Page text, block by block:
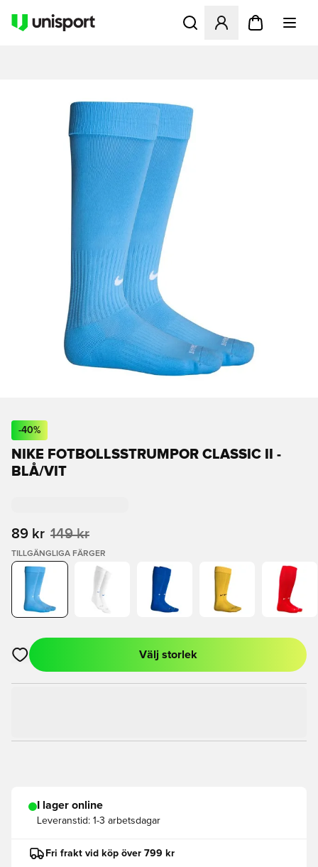
Öppnar en Modal för att
-40%
NIKE FOTBOLLSSTRUMPOR CLASSIC II -
BLÅ/VIT
89 kr 149 kr
TILLGÄNGLIGA FÄRGER
Öppnar en Modal för att logga in eller registrera dig som
Välj storlek
I lager online
Leveranstid: 1-3 arbetsdagar
Fri frakt vid köp över 799 kr